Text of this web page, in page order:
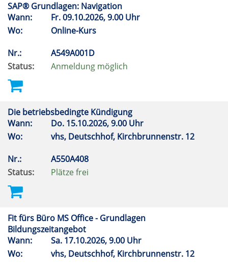
SAP® Grundlagen: Navigation
Wann:
Fr.09.10.2026, 9.00 Uhr
Wo:
Online-Kurs
Nr.:
A549A001D
Status:
Anmeldung möglich
Die betriebsbedingte Kündigung
Wann:
Do. 15.10.2026, 9.00 Uhr
Wo:
vhs, Deutschhof, Kirchbrunnenstr. 12
Nr.:
A550A408
Status:
Plätze frei
Fit fürs Büro MS Office - Grundlagen
Bildungszeitangebot
Wann:
Sa. 17.10.2026, 9.00 Uhr
Wo:
vhs, Deutschhof, Kirchbrunnenstr. 12